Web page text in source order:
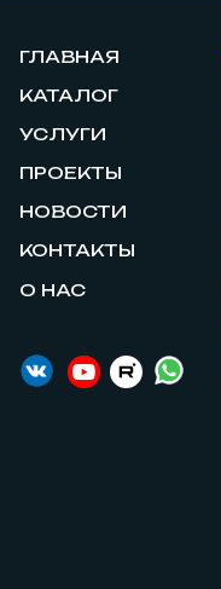
КОНТАКТЫ
НОВОСТИ
КАТАЛОГ
ГЛАВНАЯ
О НАС
ПРОЕКТЫ
УСЛУГИ